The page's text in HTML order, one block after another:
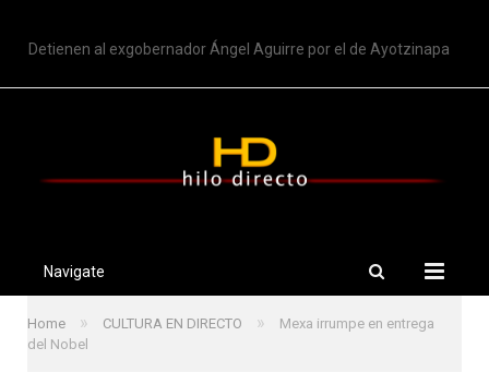
Detienen al exgobernador Ángel Aguirre por el de Ayotzinapa
Navigate
Home » CULTURA EN DIRECTO »
Mexa irrumpe en entrega
del Nobel